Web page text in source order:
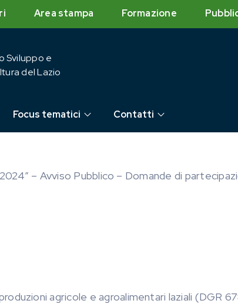
Area stampa Formazione
Sviluppo e
del Lazio
Focus tematici Contatti
– Avviso Pubblico – Domande di
agricole e agroalimentari laziali (DGR